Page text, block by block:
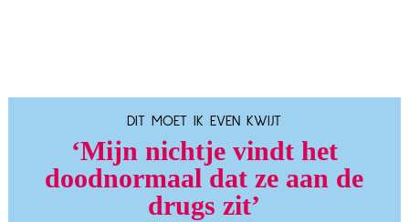
DIT MOET IK EVEN KWIJT
‘Mijn nichtje vindt het
doodnormaal dat ze aan de
drugs zit’